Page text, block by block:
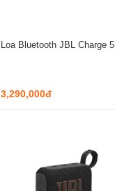
Loa Bluetooth JBL Charge 5
3,290,000đ